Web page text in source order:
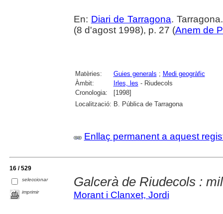
En: Diari de Tarragona.
(8 d'agost 1998), p. 27 (Anem de
Matèries: Guies generals ; Medi geogràfic
Àmbit:
Irles, les - Riudecols
Cronologia:
[1998]
Localització: B. Pública de Tarragona
Enllaç permanent a aquest
16 / 529
seleccionar
imprimir
Galcerà de Riudecols :
Morant i Clanxet, Jordi